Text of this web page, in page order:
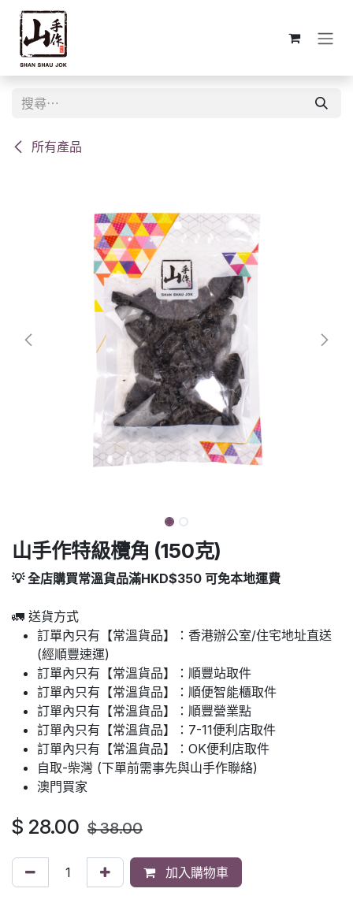
跳至內容
所有產品
山手作特級欖角 (150克)
💡 全店購買常溫貨品滿HKD$350 可免本地運費
🚛 送貨方式
訂單內只有【常溫貨品】：香港辦公室/住宅地址直送
(經順豐速運)
訂單內只有【常溫貨品】：順豐站取件
訂單內只有【常溫貨品】：順便智能櫃取件
訂單內只有【常溫貨品】：順豐營業點
訂單內只有【常溫貨品】：7-11便利店取件
訂單內只有【常溫貨品】：OK便利店取件
自取-柴灣 (下單前需事先與山手作聯絡)
澳門買家
$ 28.00 $38.00
加入購物車